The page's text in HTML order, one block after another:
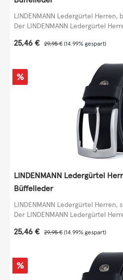
LINDENMANN Ledergürtel
Der LINDENMANN Ledergürtel
Verkaufspreis:
25,46 € Regulärer Preis:
29,95 € (14.99% gespart)
Rabatt
%
LINDENMANN Ledergürtel
Büffelleder
LINDENMANN Ledergürtel
Der LINDENMANN Ledergürtel
Verkaufspreis:
25,46 € Regulärer Preis:
29,95 € (14.99% gespart)
Rabatt
%